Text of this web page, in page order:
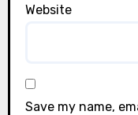
Website
Save my name,